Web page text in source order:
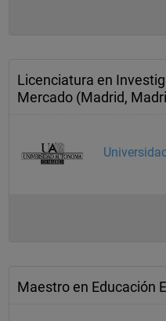
Licenciatura en
Mercado (Madrid,
Maestro en Educación